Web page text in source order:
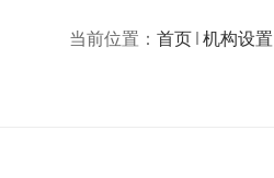
当前位置： 首页 机构设置